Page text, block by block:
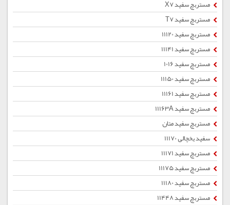
مستربچ سفید X7
مستربچ سفید T7
مستربچ سفید 11120
مستربچ سفید 11141
مستربچ سفید 1016
مستربچ سفید 11150
مستربچ سفید 11161
مستربچ سفید 11163A
مستربچ سفید متان
سفید یخچالی 11170
مستربچ سفید 11171
مستربچ سفید 11175
مستربچ سفید 11180
مستربچ سفید 11448